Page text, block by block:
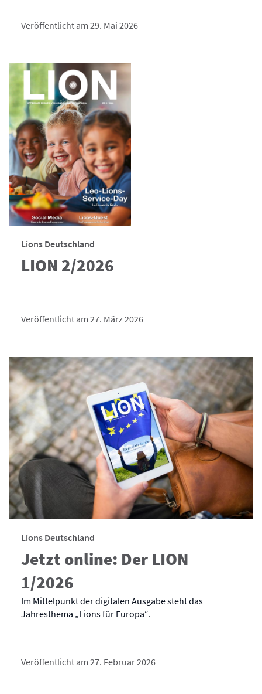
Veröffentlicht am 29. Mai 2026
Lions Deutschland
LION 2/2026
Veröffentlicht am 27. März 2026
Lions Deutschland
Jetzt online: Der LION
1/2026
Im Mittelpunkt der digitalen Ausgabe steht das
Jahresthema „Lions für Europa“.
Veröffentlicht am 27. Februar 2026